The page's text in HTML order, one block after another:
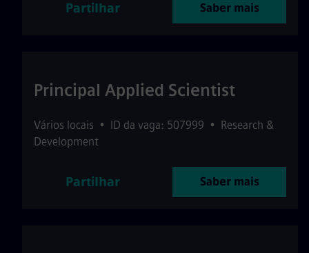
Partilhar Saber mais
Principal Applied Scientist
Vários locais • ID da vaga: 507999 • Research &
Development
Partilhar Saber mais